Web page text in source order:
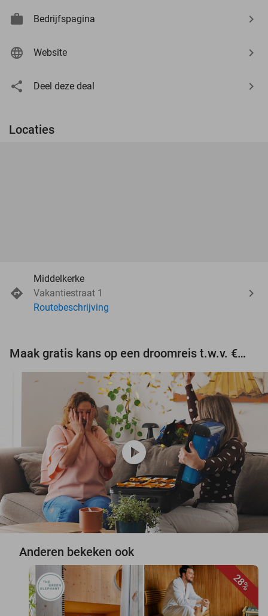
Bedrijfspagina
Website
Deel deze deal
Locaties
Middelkerke
Vakantiestraat 1
Routebeschrijving
Maak gratis kans op een droomreis t.w.v. €3.000!
play_circle
Anderen bekeken ook
28%